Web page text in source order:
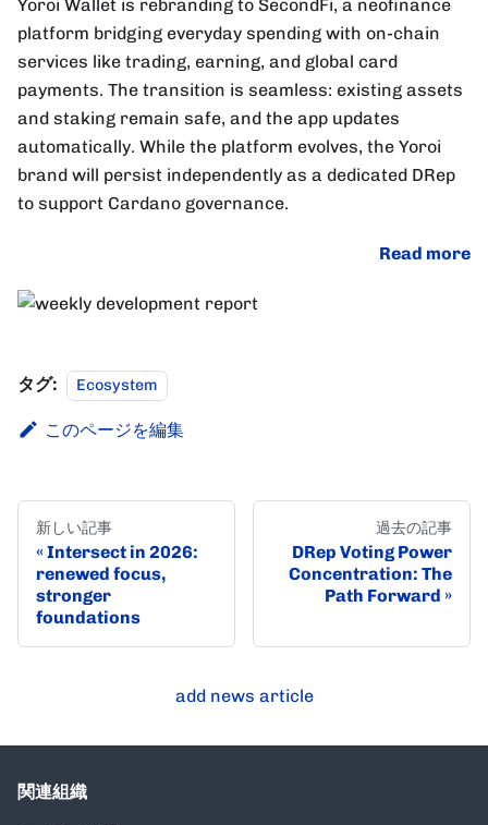
Yoroi Wallet is rebranding to SecondFi, a neofinance
platform bridging everyday spending with on-chain
services like trading, earning, and global card
payments. The transition is seamless: existing assets
and staking remain safe, and the app updates
automatically. While the platform evolves, the Yoroi
brand will persist independently as a dedicated DRep
to support Cardano governance.
Read more
タグ: Ecosystem
このページを編集
新しい記事
Intersect in 2026:
renewed focus,
stronger
foundations
過去の記事
DRep Voting Power
Concentration: The
Path Forward
add news article
関連組織